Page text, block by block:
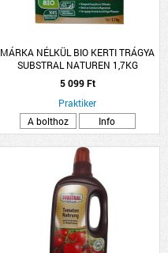
MÁRKA NÉLKÜL BIO KERTI TRÁGYA
SUBSTRAL NATUREN 1,7KG
5 099 Ft
Praktiker
A bolthoz
Info